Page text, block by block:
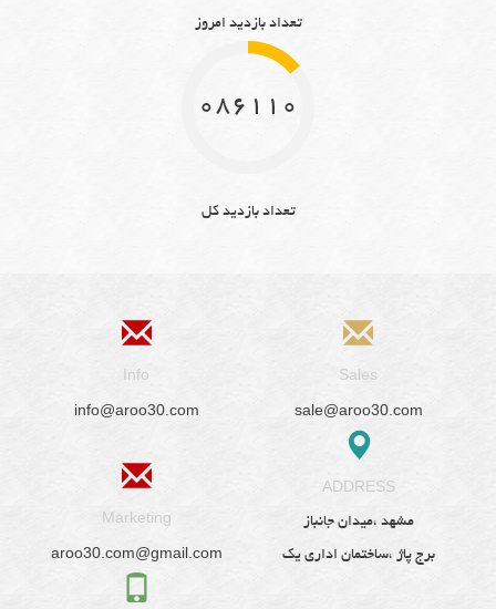
تعداد بازدید امروز
10861101
تعداد بازدید کل
Info
info@aroo30.com
Sales
sale@aroo30.com
Marketing
aroo30.com@gmail.com
ADDRESS
مشهد ،میدان جانباز
برج پاژ ،ساختمان اداری یک